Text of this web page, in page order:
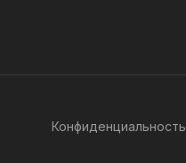
Конфиденциальность